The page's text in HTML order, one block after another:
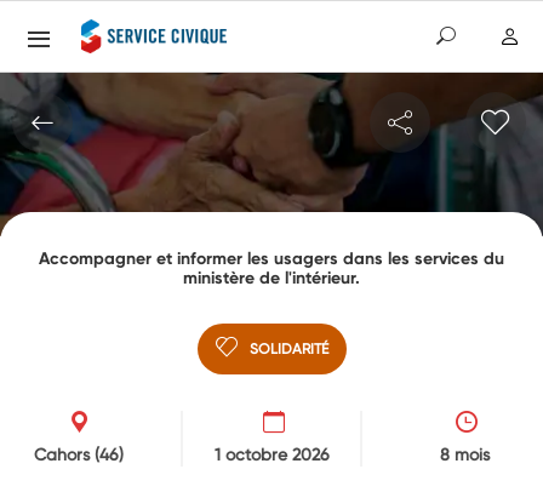
Accompagner et informer les usagers dans les services du
ministère de l'intérieur.
SOLIDARITÉ
Cahors(46) 1 octobre 2026 8 mois